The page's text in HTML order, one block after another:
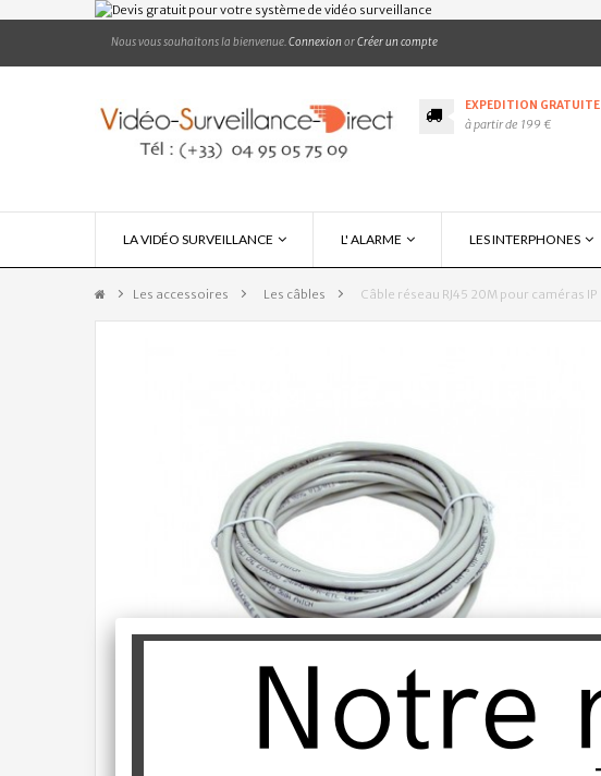
Nous vous souhaitons la bienvenue.ConnexionorCréer un compte
EXPÉDITION GRATUITE
à partir de 199 €
LA VIDÉO SURVEILLANCE L' ALARME LES INTERPHONES
Les accessoires > Les câbles > Câble réseau RJ45 20M pour caméras IP
Agrandir l'image